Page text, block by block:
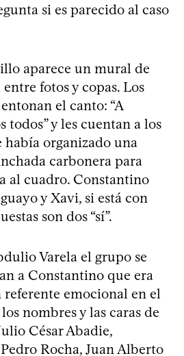
si es parecido al caso
aparece un mural de
fotos y copas. Los
el canto: “A
todos” y les cuentan a los
había organizado una
carbonera para
al cuadro. Constantino
y Xavi, si está con
son dos “sí”.
Varela el grupo se
a Constantino que era
emocional en el
nombres y las caras de
César Abadie,
Rocha, Juan Alberto